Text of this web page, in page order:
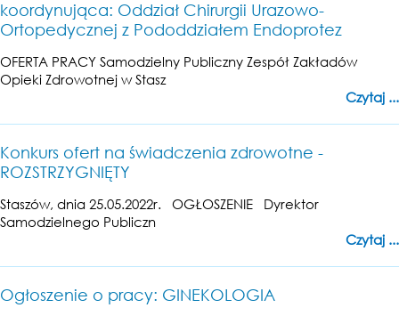
koordynująca: Oddział Chirurgii Urazowo-
Ortopedycznej z Pododdziałem Endoprotez
OFERTA PRACY Samodzielny Publiczny Zespół Zakładów
Opieki Zdrowotnej w Stasz
Czytaj ...
Konkurs ofert na świadczenia zdrowotne -
ROZSTRZYGNIĘTY
Staszów, dnia 25.05.2022r. OGŁOSZENIE Dyrektor
Samodzielnego Publiczn
Czytaj ...
Ogłoszenie o pracy: GINEKOLOGIA